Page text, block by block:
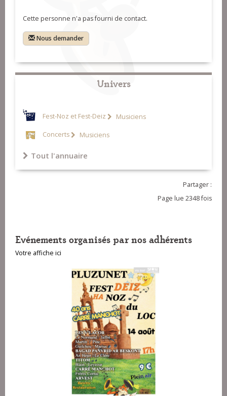
Cette personne n'a pas fourni de contact.
Nous demander
Univers
Fest-Noz et Fest-Deiz Musiciens
Concerts Musiciens
Tout l'annuaire
Partager :
Page lue 2348 fois
Evénements organisés par nos adhérents
Votre affiche ici